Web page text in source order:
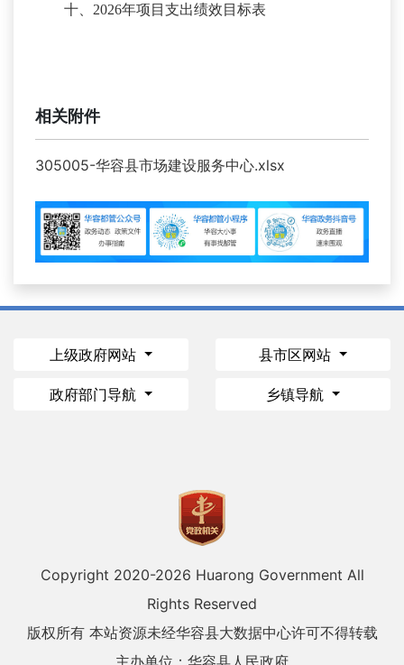
十、 2026年项目支出绩效目标表
相关附件
305005-华容县市场建设服务中心.xlsx
上级政府网站 县市区网站
政府部门导航 乡镇导航
Copyright 2020-2026 Huarong Government All
Rights Reserved
版权所有 本站资源未经华容县大数据中心许可不得转载
主办单位：华容县人民政府